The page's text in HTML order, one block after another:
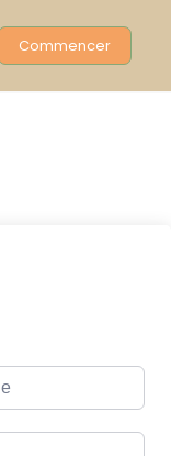
Commencer